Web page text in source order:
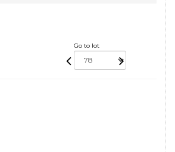
Go to lot